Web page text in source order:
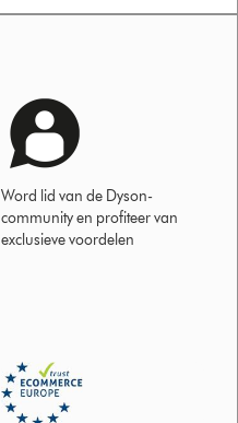
Word lid van de Dyson-
community en profiteer van
exclusieve voordelen